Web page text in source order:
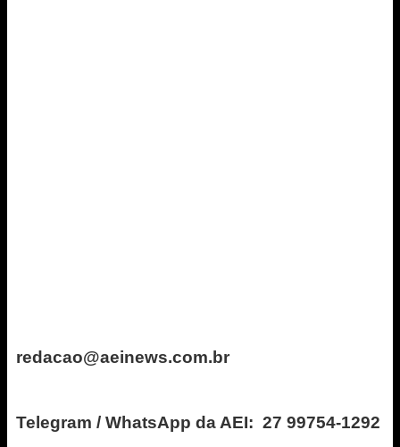
redacao@aeinews.com.br
Telegram / WhatsApp da AEI: 27 99754-1292